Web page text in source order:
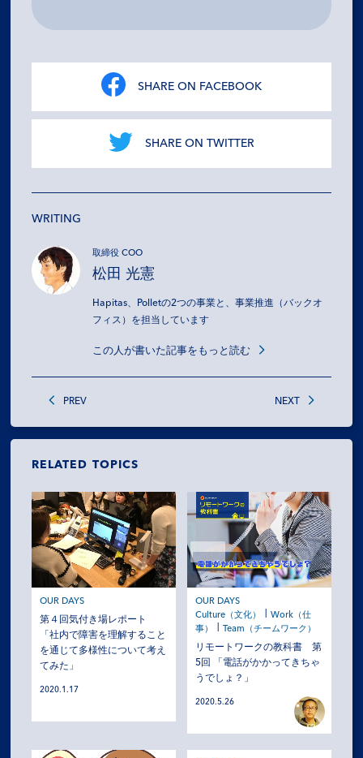
SHARE ON FACEBOOK
SHARE ON TWITTER
WRITING
取締役 COO
松田 光憲
Hapitas、Polletの2つの事業と、事業推進（バックオ
フィス）を担当しています
この人が書いた記事をもっと読む
PREV NEXT
RELATED TOPICS
OUR DAYS
第４回気付き場レポート
「社内で障害を理解すること
を通じて多様性について考え
てみた」
2020.1.17
OUR DAYS
Culture（文化）
Work（仕
事）
Team（チームワーク）
リモートワークの教科書 第
5回 「電話がかかってきちゃ
うでしょ？」
2020.5.26